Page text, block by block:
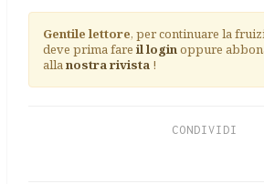
Gentile lettore, per continuare la
deve prima fare il loginoppure
allanostra rivista !
CONDIVIDI